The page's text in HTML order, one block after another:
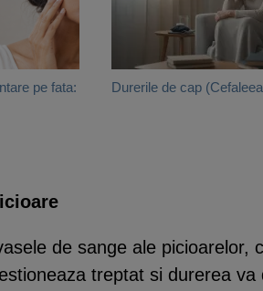
pe fata:
Durerile de cap
de sange ale
treptat si durerea